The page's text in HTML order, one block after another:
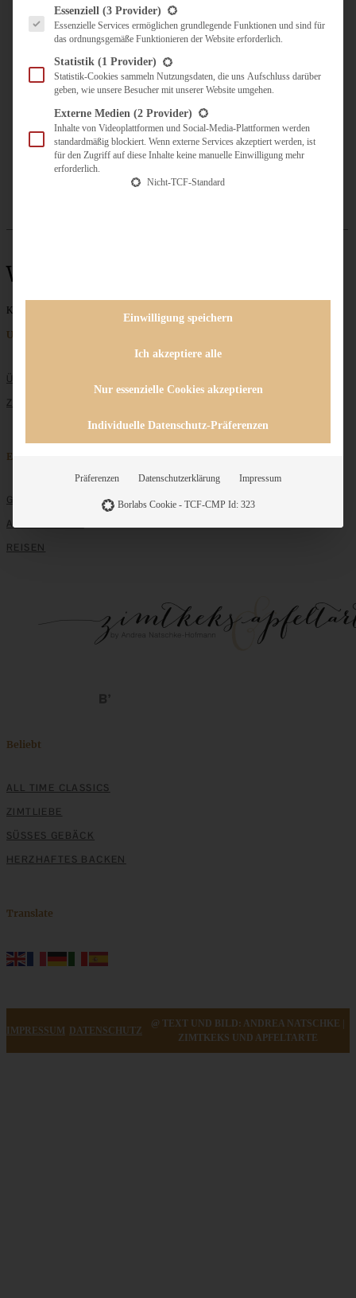
UNTERWEGS
KULINARISCH UNTERWEGS
ÜBER MICH
ZUSAMMENARBEIT
Winterdessert
Keine Beiträge gefunden
Unternehmen
ÜBER MICH
ZUSAMMENARBEIT
Entdecken
GRUNDLAGEN
ALLE REZEPTE
REISEN
Beliebt
ALL TIME CLASSICS
ZIMTLIEBE
SÜSSES GEBÄCK
HERZHAFTES BACKEN
Translate
IMPRESSUM DATENSCHUTZ
@ TEXT UND BILD: ANDREA NATSCHKE |
ZIMTKEKS UND APFELTARTE
Es folgt eine Liste der Service-Gruppen, für die eine Einwilligung erteilt werden
Essenziell (3 Provider)
Essenzielle Services ermöglichen grundlegende Funktionen und sind für
das ordnungsgemäße Funktionieren der Website erforderlich.
Statistik (1 Provider)
Statistik-Cookies sammeln Nutzungsdaten, die uns Aufschluss darüber
geben, wie unsere Besucher mit unserer Website umgehen.
Externe Medien (2 Provider)
Inhalte von Videoplattformen und Social-Media-Plattformen werden
standardmäßig blockiert. Wenn externe Services akzeptiert werden, ist
für den Zugriff auf diese Inhalte keine manuelle Einwilligung mehr
erforderlich.
Nicht-TCF-Standard
Einwilligung speichern
Ich akzeptiere alle
Nur essenzielle Cookies akzeptieren
Individuelle Datenschutz-Präferenzen
Präferenzen Datenschutzerklärung Impressum
Borlabs Cookie - TCF-CMP Id: 323